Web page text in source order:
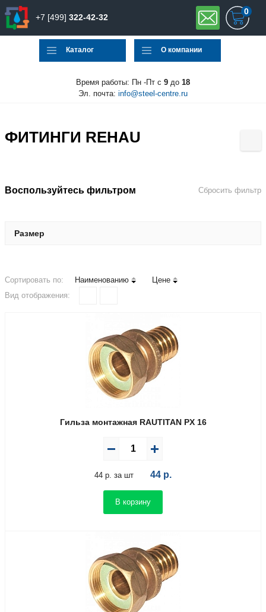
+7 [499] 322-42-32
0
Каталог О компании
Время работы: Пн -Пт с 9 до 18
Эл. почта: info@steel-centre.ru
ФИТИНГИ REHAU
Воспользуйтесь фильтром Сбросить фильтр
Размер
Сортировать по: Наименованию
Цене
Вид отображения:
Гильза монтажная RAUTITAN PX 16
44 р. за шт 44 р.
В корзину